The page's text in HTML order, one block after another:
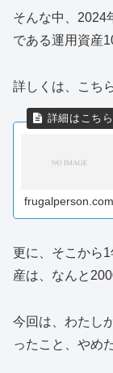
そんな中、2024
である運用資産
詳しくは、こち
frugalperson.com
更に、そこから
産は、なんと
今回は、わたし
ったこと、やめ